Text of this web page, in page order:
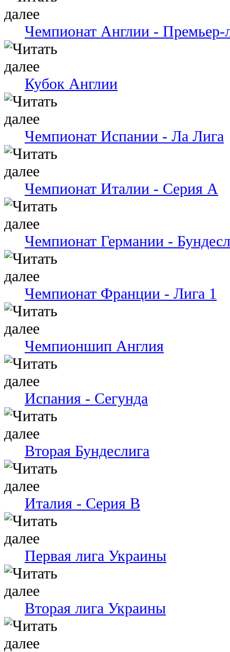
Чемпионат Англии - Премьер-
Кубок Англии
Чемпионат Испании - Ла Лига
Чемпионат Италии - Серия А
Чемпионат Германии -
Чемпионат Франции - Лига 1
Чемпионшип Англия
Испания - Сегунда
Вторая Бундеслига
Италия - Серия В
Первая лига Украины
Вторая лига Украины